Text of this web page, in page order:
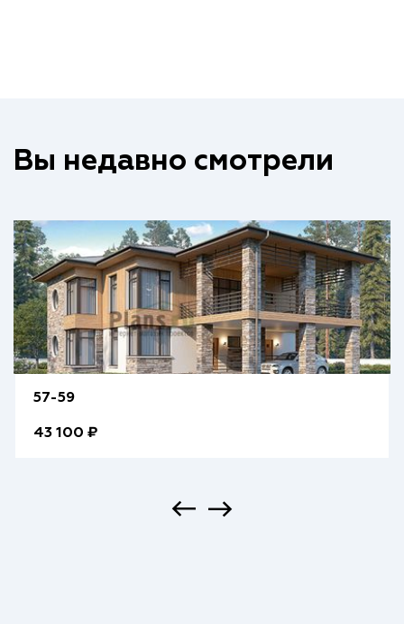
Вы недавно смотрели
57-59
43 100 ₽